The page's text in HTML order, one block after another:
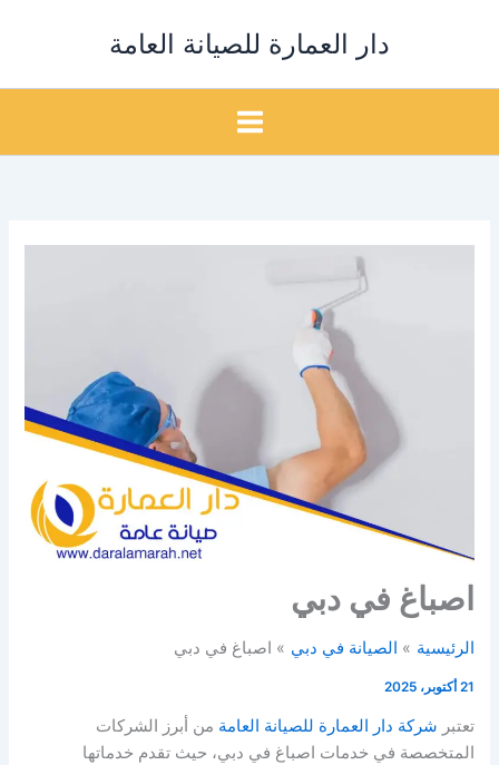
دار العمارة للصيانة العامة
اصباغ في دبي
الرئيسية الصيانة في دبي اصباغ في دبي
21 أكتوبر، 2025
تعتبر شركة دار العمارة للصيانة العامة من أبرز الشركات
المتخصصة في خدمات اصباغ في دبي، حيث تقدم خدماتها